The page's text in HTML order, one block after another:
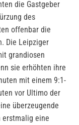
die Gastgeber
des
offenbar die
Die Leipziger
grandiosen
sie erhöhten ihre
mit einem 9:1-
vor Ultimo der
überzeugende
erstmalig eine